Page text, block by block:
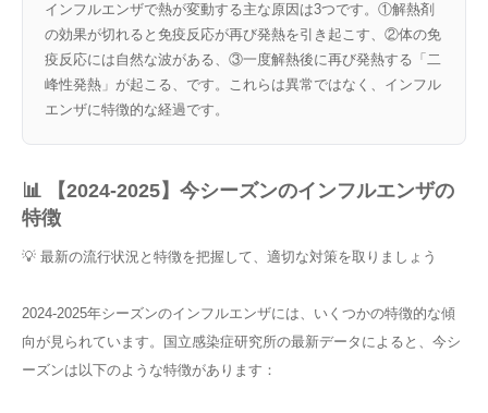
インフルエンザで熱が変動する主な原因は3つです。①解熱剤
の効果が切れると免疫反応が再び発熱を引き起こす、②体の免
疫反応には自然な波がある、③一度解熱後に再び発熱する「二
峰性発熱」が起こる、です。これらは異常ではなく、インフル
エンザに特徴的な経過です。
📊 【2024-2025】今シーズンのインフルエンザの
特徴
💡 最新の流行状況と特徴を把握して、適切な対策を取りましょう
2024-2025年シーズンのインフルエンザには、いくつかの特徴的な傾
向が見られています。国立感染症研究所の最新データによると、今シ
ーズンは以下のような特徴があります：